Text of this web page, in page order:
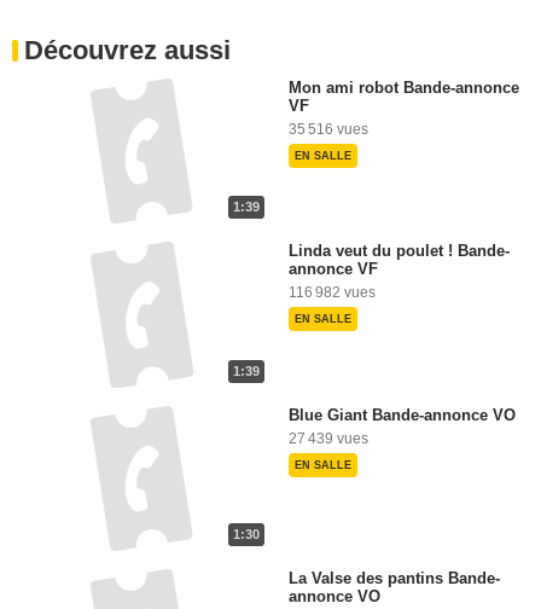
Découvrez aussi
1:39
Mon ami robot Bande-annonce
VF
35 516 vues
EN SALLE
1:39
Linda veut du poulet ! Bande-
annonce VF
116 982 vues
EN SALLE
1:30
Blue Giant Bande-annonce VO
27 439 vues
EN SALLE
La Valse des pantins Bande-
annonce VO